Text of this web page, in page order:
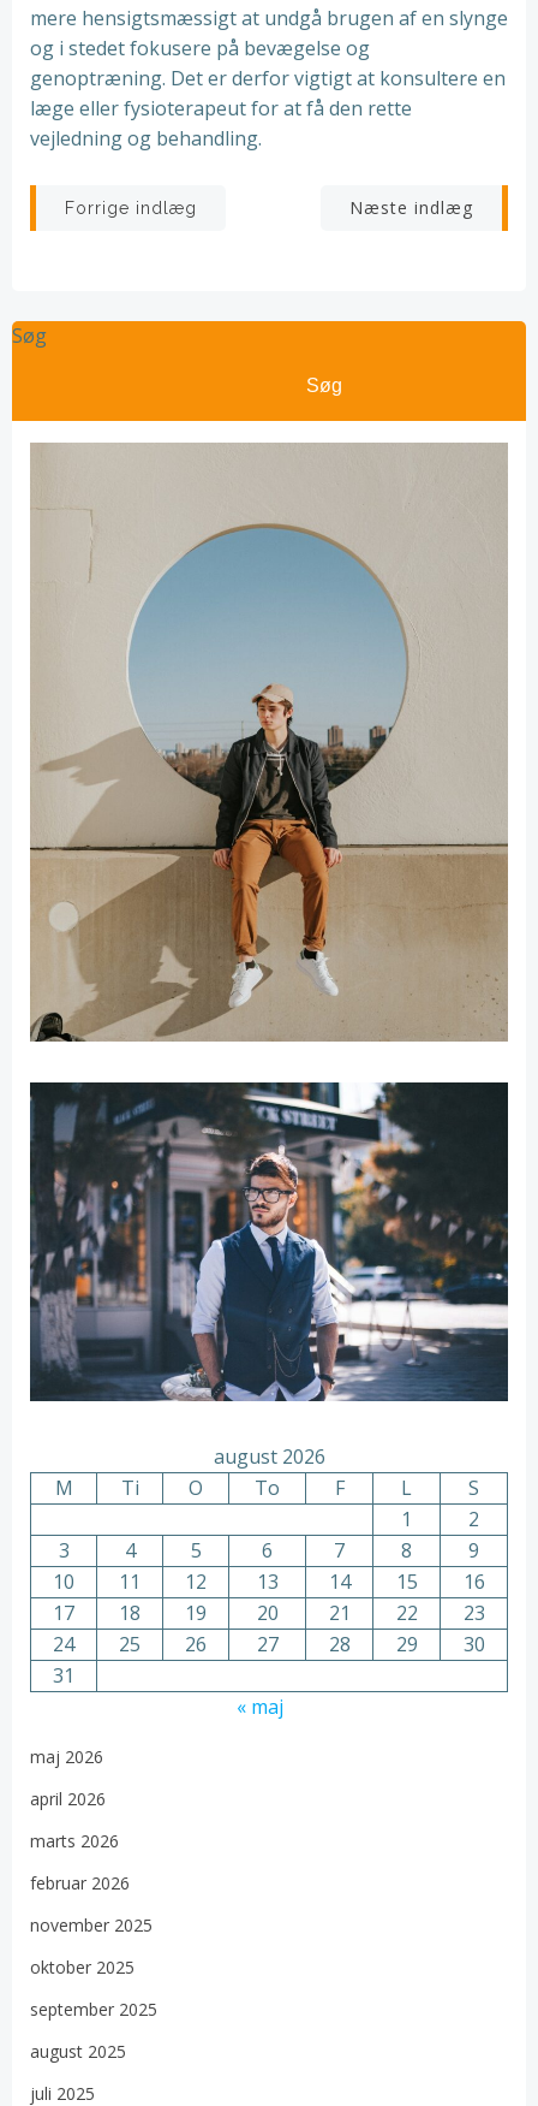
mere hensigtsmæssigt at undgå brugen af en slynge
og i stedet fokusere på bevægelse og
genoptræning. Det er derfor vigtigt at konsultere en
læge eller fysioterapeut for at få den rette
vejledning og behandling.
Indlægsnavigation
Forrige indlæg Næste indlæg
Søg
Søg
august 2026
M
Ti O To F L
S
1
2
3
4 5 6 7 8
9
10
11 12 13 14 15
16
17
18 19 20 21 22
23
24
25 26 27 28 29
30
31
« maj
maj 2026
april 2026
marts 2026
februar 2026
november 2025
oktober 2025
september 2025
august 2025
juli 2025